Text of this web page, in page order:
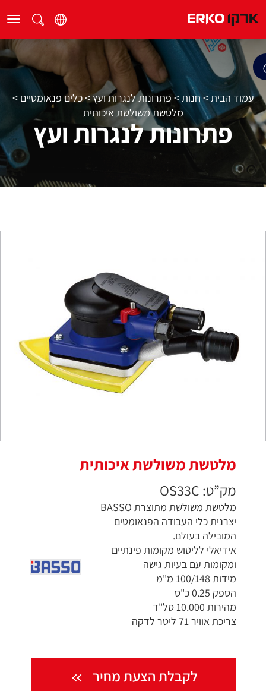
עמוד הבית >חנות >פתרונות לנגרות ועץ>כלים פנאומטיים >
מלטשת משולשת איכותית
פתרונות לנגרות ועץ
מלטשת משולשת איכותית
מק”ט: OS33C
מלטשת משולשת מתוצרת BASSO
יצרנית כלי העבודה הפנאומטים
המובילה בעולם.
אידיאלי לליטוש מקומות פינתיים
ומקומות עם בעיות גישה
מידות 100/148 מ"מ
הספק 0.25 כ"ס
מהירות 10.000 סל"ד
צריכת אוויר 71 ליטר לדקה
לקבלת הצעת מחיר